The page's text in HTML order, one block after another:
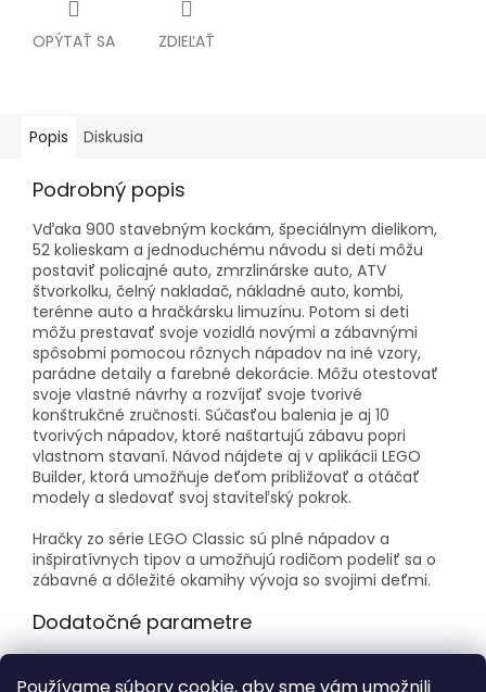
OPÝTAŤ SA ZDIEĽAŤ
Popis Diskusia
Podrobný popis
Vďaka 900 stavebným kockám, špeciálnym dielikom,
52 kolieskam a jednoduchému návodu si deti môžu
postaviť policajné auto, zmrzlinárske auto, ATV
štvorkolku, čelný nakladač, nákladné auto, kombi,
terénne auto a hračkársku limuzínu. Potom si deti
môžu prestavať svoje vozidlá novými a zábavnými
spôsobmi pomocou rôznych nápadov na iné vzory,
parádne detaily a farebné dekorácie. Môžu otestovať
svoje vlastné návrhy a rozvíjať svoje tvorivé
konštrukčné zručnosti. Súčasťou balenia je aj 10
tvorivých nápadov, ktoré naštartujú zábavu popri
vlastnom stavaní. Návod nájdete aj v aplikácii LEGO
Builder, ktorá umožňuje deťom približovať a otáčať
modely a sledovať svoj staviteľský pokrok.
Hračky zo série LEGO Classic sú plné nápadov a
inšpiratívnych tipov a umožňujú rodičom podeliť sa o
zábavné a dôležité okamihy vývoja so svojimi deťmi.
Dodatočné parametre